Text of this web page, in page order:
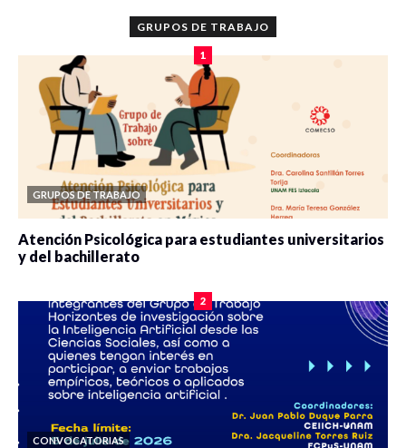
GRUPOS DE TRABAJO
1
GRUPOS DE TRABAJO
Atención Psicológica para estudiantes universitarios
y del bachillerato
2
CONVOCATORIAS